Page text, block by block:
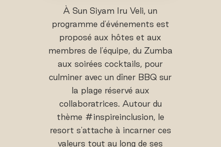
À Sun Siyam Iru Veli, un
programme d'événements est
proposé aux hôtes et aux
membres de l'équipe, du Zumba
aux soirées cocktails, pour
culminer avec un dîner BBQ sur
la plage réservé aux
collaboratrices. Autour du
thème #inspireinclusion, le
resort s'attache à incarner ces
valeurs tout au long de ses